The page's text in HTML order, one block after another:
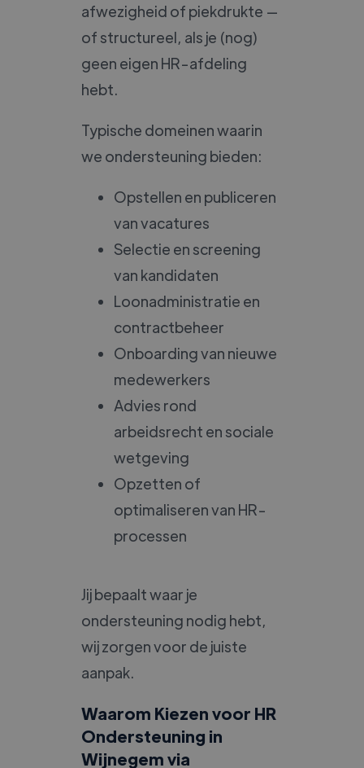
afwezigheid of piekdrukte —
of structureel, als je (nog)
geen eigen HR-afdeling
hebt.
Typische domeinen waarin
we ondersteuning bieden:
Opstellen en publiceren
van vacatures
Selectie en screening
van kandidaten
Loonadministratie en
contractbeheer
Onboarding van nieuwe
medewerkers
Advies rond
arbeidsrecht en sociale
wetgeving
Opzetten of
optimaliseren van HR-
processen
Jij bepaalt waar je
ondersteuning nodig hebt,
wij zorgen voor de juiste
aanpak.
Waarom Kiezen voor HR
Ondersteuning in
Wijnegem via